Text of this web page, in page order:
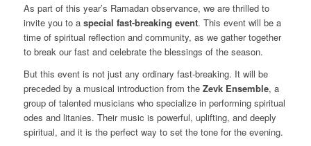
As part of this year’s Ramadan observance, we are thrilled to
invite you to aspecial fast-breaking event. This event will be a
time of spiritual reflection and community, as we gather together
to break our fast and celebrate the blessings of the season.
But this event is not just any ordinary fast-breaking. It will be
preceded by a musical introduction from the Zevk Ensemble, a
group of talented musicians who specialize in performing spiritual
odes and litanies. Their music is powerful, uplifting, and deeply
spiritual, and it is the perfect way to set the tone for the evening.